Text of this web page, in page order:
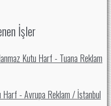
İşler
Kutu Harf - Tuana Reklam
Harf - Avrupa Reklam / İstanbul